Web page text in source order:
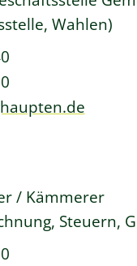
Wahlen)
/ Kämmerer
Steuern,